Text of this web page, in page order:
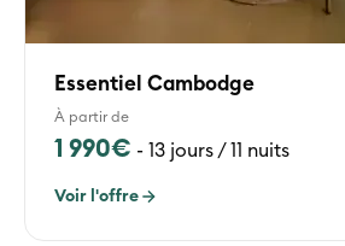
Essentiel Cambodge
À partir de
1 990€ - 13 jours / 11 nuits
Voir l'offre